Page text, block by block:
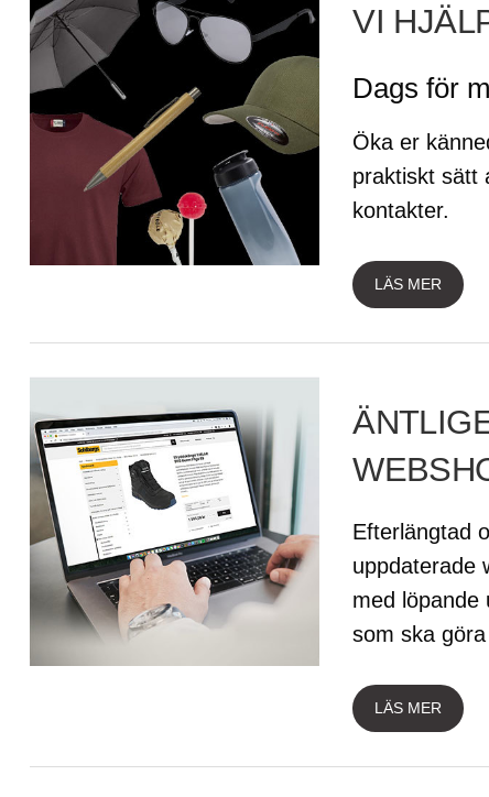
VI
Dags för
Öka er
praktiskt sätt
kontakter.
LÄS MER
Efterlängtad
uppdaterade
med löpande
som ska
LÄS MER